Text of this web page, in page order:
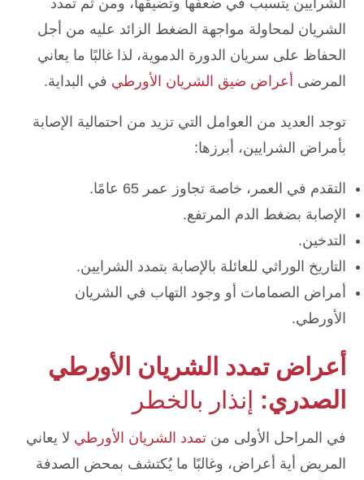
الشرايين يتسبب في ضعفها وتضيقها، ومن ثم تمدد
الشريان لمحاولة مواجهة الضغط الزائد عليه من أجل
الحفاظ على سريان الدورة الدموية، لذا غالبًا ما يعاني
المرضى أعراض ضيق الشريان الأورطي في البداية.
توجد العديد من العوامل التي تزيد من احتمالية الإصابة
بأمراض الشرايين، أبرزها:
التقدم في العمر، خاصة تجاوز عمر 65 عامًا.
الإصابة بضغط الدم المرتفع.
التدخين.
التاريخ الوراثي للعائلة بالإصابة بتمدد الشرايين.
أمراض الصمامات أو وجود التهاب في الشريان
الأورطي.
أعراض تمدد الشريان الأورطي
الصدري: إنذار بالخطر
في المراحل الأولى من تمدد الشريان الأورطي لا يعاني
المريض أية أعراض، وغالبًا ما يُكتشف بمحض الصدفة